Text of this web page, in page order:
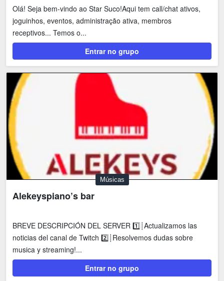
Olá! Seja bem-vindo ao Star Suco!Aqui tem call/chat ativos,
joguinhos, eventos, administração ativa, membros
receptivos... Temos o...
Entrar no grupo
Músicas
Alekeyspiano’s bar
BREVE DESCRIPCIÓN DEL SERVER 1️⃣┊Actualizamos las
noticias del canal de Twitch 2️⃣┊Resolvemos dudas sobre
musica y streaming!...
Entrar no grupo